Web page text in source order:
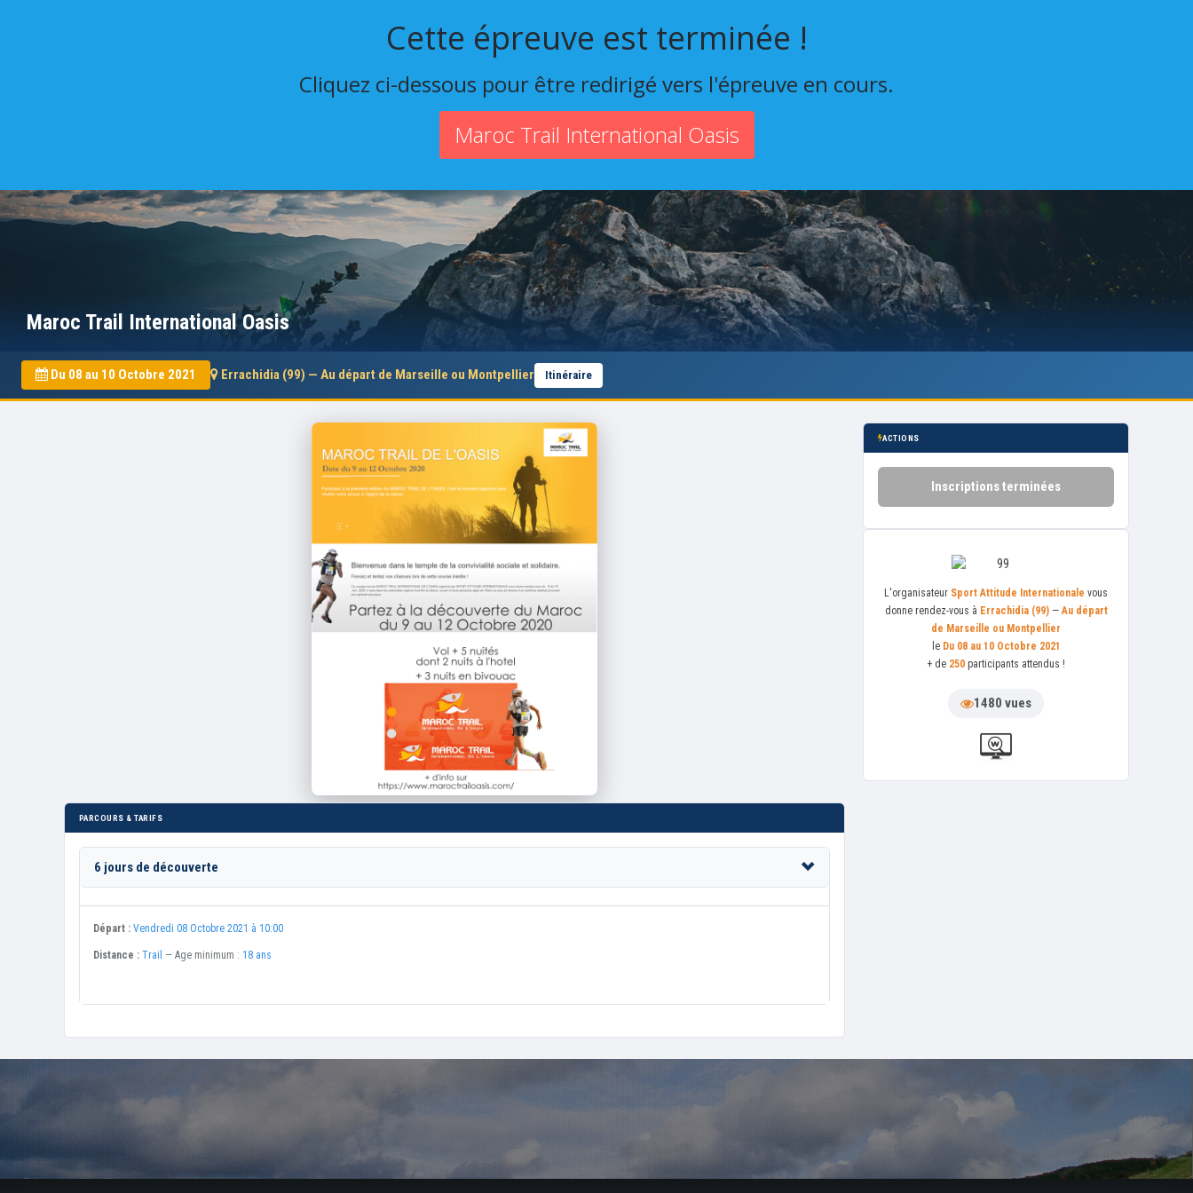
Cette épreuve est terminée !
Cliquez ci-dessous pour être redirigé vers l'épreuve en cours.
Maroc Trail International Oasis
Maroc Trail International Oasis
Du 08 au 10 Octobre 2021 Errachidia (99) — Au départ de Marseille ou Montpellier Itinéraire
PARCOURS & TARIFS
6 jours de découverte
Départ : Vendredi 08 Octobre 2021 à 10:00
Distance : Trail — Age minimum : 18 ans
ACTIONS
Inscriptions terminées
L'organisateur Sport Attitude Internationale vous
donne rendez-vous à Errachidia (99)—Au départ
de Marseille ou Montpellier
le Du 08 au 10 Octobre 2021
+ de 250 participants attendus !
1480 vues